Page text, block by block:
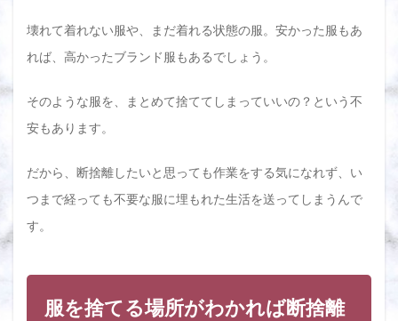
2.3
③ 不
業者
収し
らう
2.4
⑤ 店
壊れて着れない服や、まだ着れる状態の服。安かった服もあ
れば、高かったブランド服もあるでしょう。
そのような服を、まとめて捨ててしまっていいの？という不
安もあります。
だから、断捨離したいと思っても作業をする気になれず、い
つまで経っても不要な服に埋もれた生活を送ってしまうんで
す。
服を捨てる場所がわかれば断捨離